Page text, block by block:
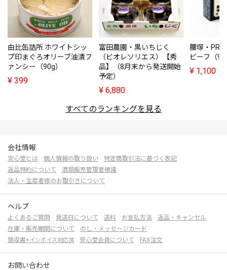
由比缶詰所 ホワイトシッ
プ印まぐろオリーブ油漬フ
ァンシー（90g）
¥ 399
富田農園・黒いちじく
（ビオレソリエス）【秀
品】（8月末から発送開始
予定）
¥ 6,880
腰塚・
ビーフ（
¥ 1,100
すべてのランキングを見る
会社情報
安心堂とは 個人情報の取り扱い
特定商取引法に基づく表記
返品特約について
酒類販売管理者標識
法人・生産者様のお取引きについて
ヘルプ
よくあるご質問 発送日について 送料 お支払方法
返品・キャンセル
在庫・販売期間について
のし・メッセージカード
領収書※インボイス対応済 安心堂会員について FAX注文
お問い合わせ